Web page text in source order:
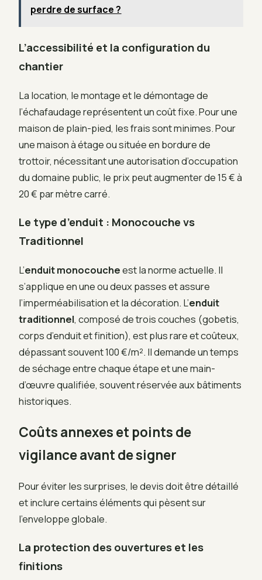
perdre de surface ?
L’accessibilité et la configuration du
chantier
La location, le montage et le démontage de
l’échafaudage représentent un coût fixe. Pour une
maison de plain-pied, les frais sont minimes. Pour
une maison à étage ou située en bordure de
trottoir, nécessitant une autorisation d’occupation
du domaine public, le prix peut augmenter de 15 € à
20 € par mètre carré.
Le type d’enduit : Monocouche vs
Traditionnel
L’enduit monocoucheest la norme actuelle. Il
s’applique en une ou deux passes et assure
l’imperméabilisation et la décoration. L’enduit
traditionnel, composé de trois couches (gobetis,
corps d’enduit et finition), est plus rare et coûteux,
dépassant souvent 100 €/m². Il demande un temps
de séchage entre chaque étape et une main-
d’œuvre qualifiée, souvent réservée aux bâtiments
historiques.
Coûts annexes et points de
vigilance avant de signer
Pour éviter les surprises, le devis doit être détaillé
et inclure certains éléments qui pèsent sur
l’enveloppe globale.
La protection des ouvertures et les
finitions